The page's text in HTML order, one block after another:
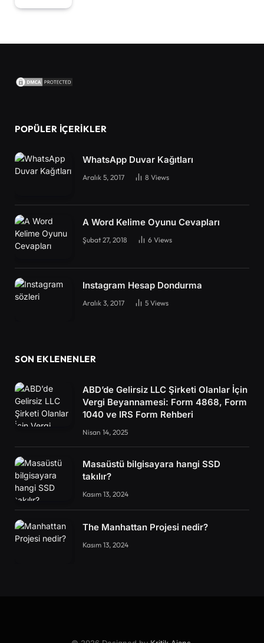
POPÜLER İÇERIKLER
WhatsApp Duvar Kağıtları
Aralık 5, 2017 8 Views
A Word Kelime Oyunu Cevapları
Şubat 27, 2018 6 Views
Instagram Hesap Dondurma
Aralık 3, 2017 5 Views
SON EKLENENLER
ABD’de Gelirsiz LLC Şirketi Olanlar İçin
Vergi Beyannamesi: Form 4868, Form
1040 ve IRS Form Rehberi
Nisan 14, 2025
Masaüstü bilgisayara hangi SSD
takılır?
Kasım 13, 2024
The Manhattan Projesi nedir?
Kasım 13, 2024